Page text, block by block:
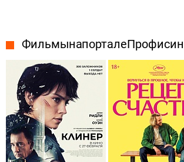
Фильмы на портале